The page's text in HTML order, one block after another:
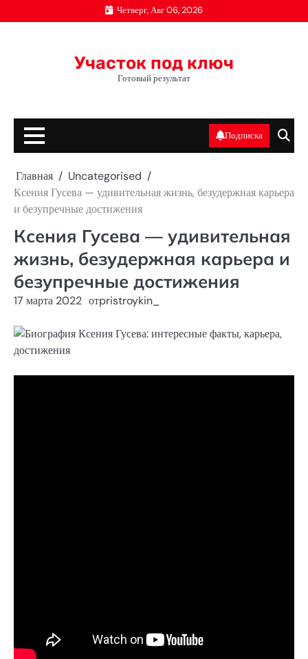
к
Четверг, Авг 06, 2026
Участок под ключ
Готовый результат
Подписка
Главная
Uncategorised
Ксения Гусева — удивительная жизнь, безудержная карьера
и безупречные достижения
Ксения Гусева — удивительная
жизнь, безудержная карьера и
безупречные достижения
17 марта 2022 отpristroykin_